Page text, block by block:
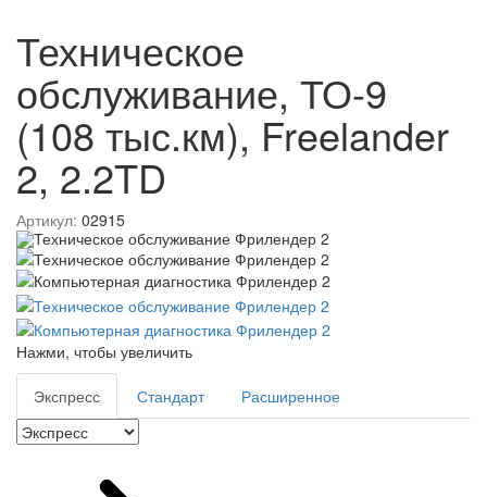
Техническое
обслуживание, ТО-9
(108 тыс.км), Freelander
2, 2.2TD
Артикул: 02915
Нажми, чтобы увеличить
Экспресс Стандарт Расширенное